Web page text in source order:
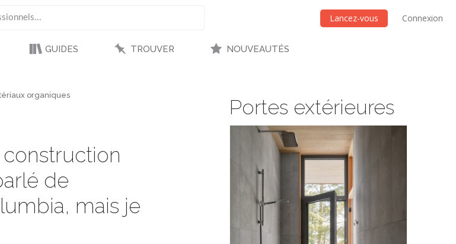
Lancez-vous Connexion
GUIDES TROUVER NOUVEAUTÉS
Portes extérieures
organiques
de
mais je